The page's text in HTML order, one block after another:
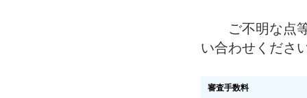
ご不明な点等
い合わせくださ
審査手数料